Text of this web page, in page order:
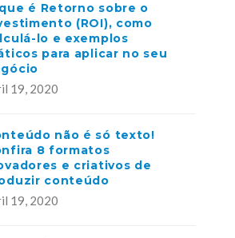
é Retorno sobre o
(ROI), como
lo e exemplos
para aplicar no seu
19, 2020
não é só texto!
8 formatos
e criativos de
conteúdo
19, 2020